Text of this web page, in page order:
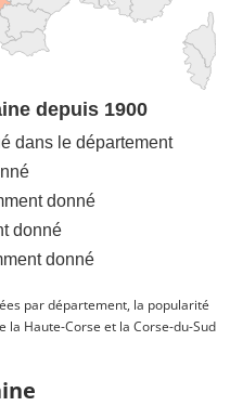
depuis 1900
dans le département
donné
donné
donné
par département, la popularité
Haute-Corse et la Corse-du-Sud